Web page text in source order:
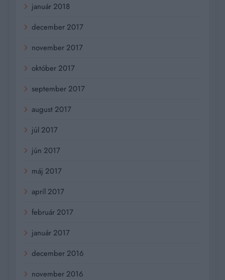
január 2018
december 2017
november 2017
október 2017
september 2017
august 2017
júl 2017
jún 2017
máj 2017
apríl 2017
február 2017
január 2017
december 2016
november 2016